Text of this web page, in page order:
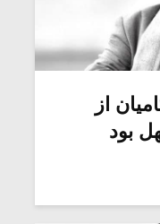
از
بود